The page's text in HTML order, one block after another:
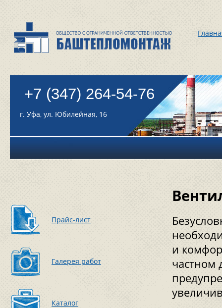
+7 (347) 264-54-76
г. Уфа, ул. Юбилейная, 16
Прайс-лист
Галерея работ
Каталог
и
частном